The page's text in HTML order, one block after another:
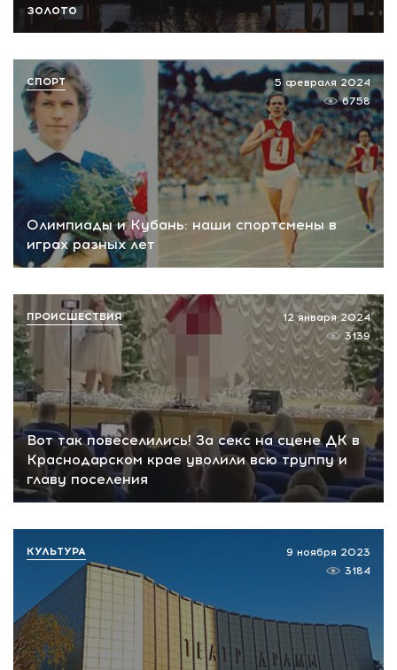
золото
Олимпиады и Кубань: наши спортсмены в
играх разных лет
5 февраля 2024
6758
СПОРТ
Вот так повеселились! За секс на сцене ДК в
Краснодарском крае уволили всю труппу и
главу поселения
12 января 2024
3139
ПРОИСШЕСТВИЯ
9 ноября 2023
3184
КУЛЬТУРА